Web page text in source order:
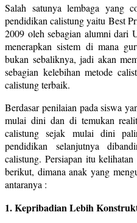
Salah satunya lembaga yang
pendidikan calistung yaitu Best
2009 oleh sebagian alumni dari
menerapkan sistem di mana
bukan sebaliknya, jadi akan
sebagian kelebihan metode
calistung terbaik.
Berdasar penilaian pada siswa
mulai dini dan di temukan
calistung sejak mulai dini
pendidikan selanjutnya
calistung. Persiapan itu
berikut, dimana anak yang
antaranya :
1. Kepribadian Lebih